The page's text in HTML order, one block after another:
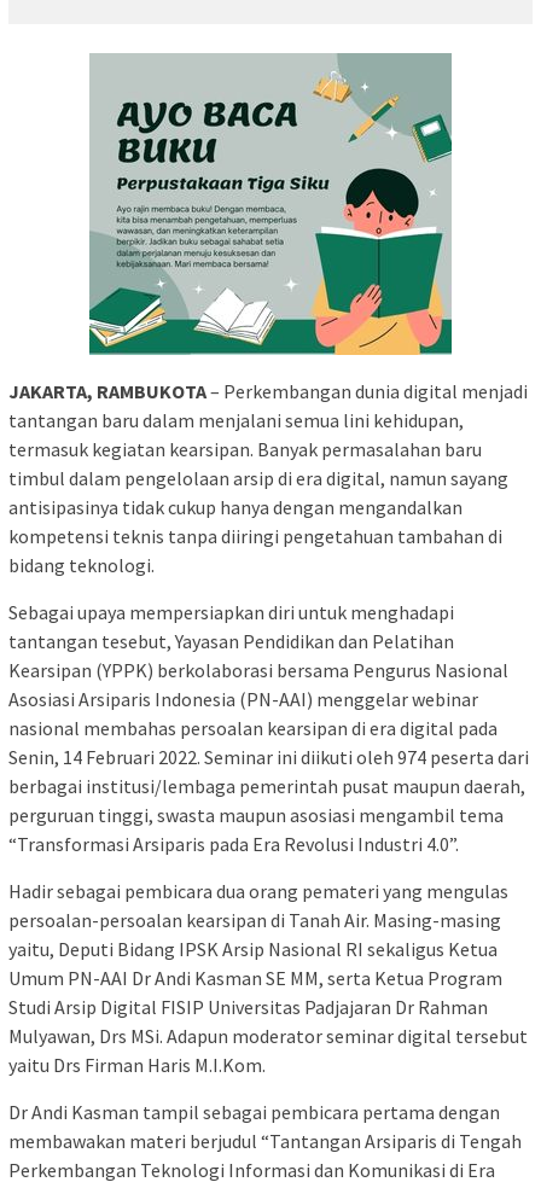
JAKARTA, RAMBUKOTA– Perkembangan dunia digital menjadi
tantangan baru dalam menjalani semua lini kehidupan,
termasuk kegiatan kearsipan. Banyak permasalahan baru
timbul dalam pengelolaan arsip di era digital, namun sayang
antisipasinya tidak cukup hanya dengan mengandalkan
kompetensi teknis tanpa diiringi pengetahuan tambahan di
bidang teknologi.
Sebagai upaya mempersiapkan diri untuk menghadapi
tantangan tesebut, Yayasan Pendidikan dan Pelatihan
Kearsipan (YPPK) berkolaborasi bersama Pengurus Nasional
Asosiasi Arsiparis Indonesia (PN-AAI) menggelar webinar
nasional membahas persoalan kearsipan di era digital pada
Senin, 14 Februari 2022. Seminar ini diikuti oleh 974 peserta dari
berbagai institusi/lembaga pemerintah pusat maupun daerah,
perguruan tinggi, swasta maupun asosiasi mengambil tema
“Transformasi Arsiparis pada Era Revolusi Industri 4.0”.
Hadir sebagai pembicara dua orang pemateri yang mengulas
persoalan-persoalan kearsipan di Tanah Air. Masing-masing
yaitu, Deputi Bidang IPSK Arsip Nasional RI sekaligus Ketua
Umum PN-AAI Dr Andi Kasman SE MM, serta Ketua Program
Studi Arsip Digital FISIP Universitas Padjajaran Dr Rahman
Mulyawan, Drs MSi. Adapun moderator seminar digital tersebut
yaitu Drs Firman Haris M.I.Kom.
Dr Andi Kasman tampil sebagai pembicara pertama dengan
membawakan materi berjudul “Tantangan Arsiparis di Tengah
Perkembangan Teknologi Informasi dan Komunikasi di Era